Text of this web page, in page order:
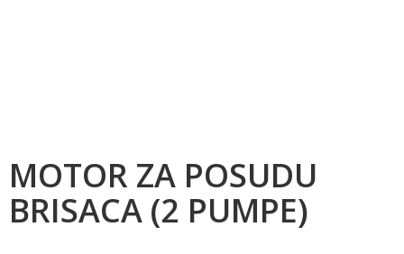
MOTOR ZA POSUDU
BRISACA (2 PUMPE)